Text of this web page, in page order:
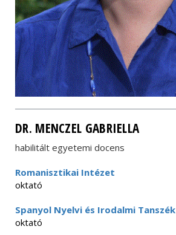
DR. MENCZEL GABRIELLA
habilitált egyetemi docens
Romanisztikai Intézet
oktató
Spanyol Nyelvi és Irodalmi Tanszék
oktató